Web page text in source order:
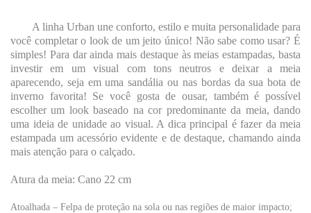
A linha Urban une conforto, estilo e muita personalidade para
você completar o look de um jeito único! Não sabe como usar? É
simples! Para dar ainda mais destaque às meias estampadas, basta
investir em um visual com tons neutros e deixar a meia
aparecendo, seja em uma sandália ou nas bordas da sua bota de
inverno favorita! Se você gosta de ousar, também é possível
escolher um look baseado na cor predominante da meia, dando
uma ideia de unidade ao visual. A dica principal é fazer da meia
estampada um acessório evidente e de destaque, chamando ainda
mais atenção para o calçado.
Atura da meia: Cano 22 cm
Atoalhada – Felpa de proteção na sola ou nas regiões de maior impacto;